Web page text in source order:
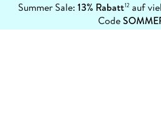
Summer Sale: 13% Rabatt12auf
Code
erfahren